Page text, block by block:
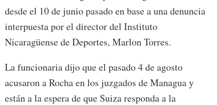
desde el 10 de junio pasado en base a una denuncia
interpuesta por el director del Instituto
Nicaragüense de Deportes, Marlon Torres.
La funcionaria dijo que el pasado 4 de agosto
acusaron a Rocha en los juzgados de Managua y
están a la espera de que Suiza responda a la